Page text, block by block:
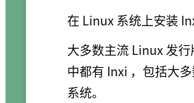
在 Linux 系统上安装
大多数主流 Linux 发
中都有 Inxi ，包括大
系统。